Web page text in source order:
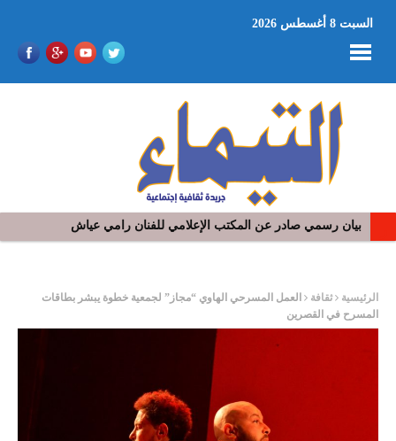
السبت 8 أغسطس 2026
بيان رسمي صادر عن المكتب الإعلامي للفنان رامي عياش
في افتتاح مهرجان بومخلوف الدولي: رؤوف ماهر يتالق و يشد الجمهور
الرئيسية ثقافة
العمل المسرحي الهاوي “مجاز” لجمعية خطوة يبشر بطاقات
المسرح في القصرين